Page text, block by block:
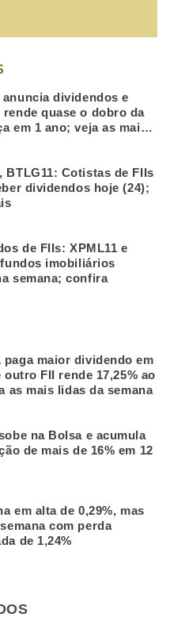
anuncia dividendos e
rende quase o dobro da
em 1 ano; veja as mais
BTLG11: Cotistas de FIIs
dividendos hoje (24);
de FIIs: XPML11 e
fundos imobiliários
semana; confira
paga maior dividendo em
outro FII rende 17,25% ao
as mais lidas da semana
na Bolsa e acumula
de mais de 16% em 12
em alta de 0,29%, mas
com perda
de 1,24%